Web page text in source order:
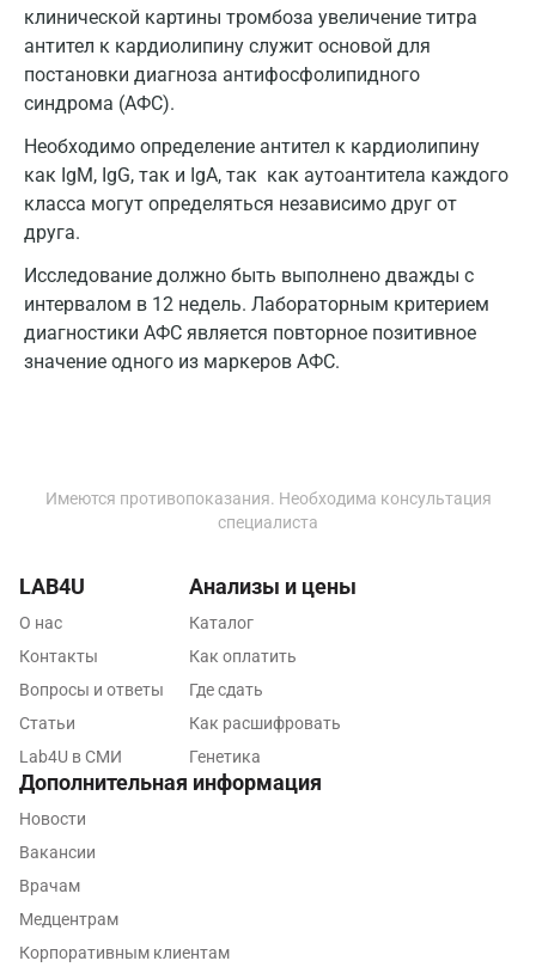
клинической картины тромбоза увеличение титра
антител к кардиолипину служит основой для
постановки диагноза антифосфолипидного
синдрома (АФС).
Необходимо определение антител к кардиолипину
как IgM, IgG, так и IgA, так как аутоантитела каждого
класса могут определяться независимо друг от
друга.
Исследование должно быть выполнено дважды с
интервалом в 12 недель. Лабораторным критерием
диагностики АФС является повторное позитивное
значение одного из маркеров АФС.
Дмитров
Долгопрудный
Домодедово
Екатеринбург
Жуковский
Зеленоград
Калининград
Коломна
Королев
Кострома
Красногорск
Имеются противопоказания. Необходима консультация
специалиста
LAB4U
О нас
Контакты
Вопросы и ответы
Статьи
Lab4U в СМИ
Анализы и цены
Каталог
Как оплатить
Где сдать
Как расшифровать
Генетика
Дополнительная информация
Новости
Вакансии
Врачам
Медцентрам
Корпоративным клиентам